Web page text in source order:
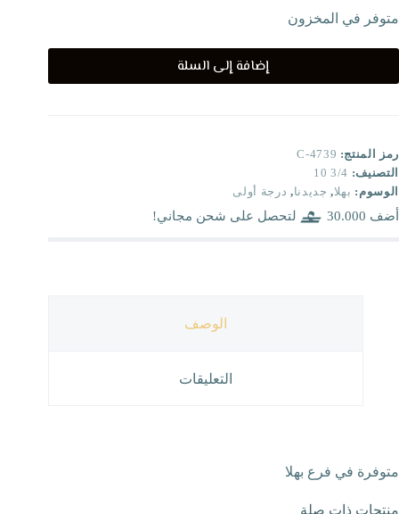
متوفر في المخزون
إضافة إلى السلة
رمز المنتج: C-4739
التصنيف: 3/4 10
الوسوم: بهلا, جديدنا, درجة أولى
أضف 30.000 لتحصل على شحن مجاني!
الوصف
التعليقات
متوفرة في فرع بهلا
منتجات ذات صلة